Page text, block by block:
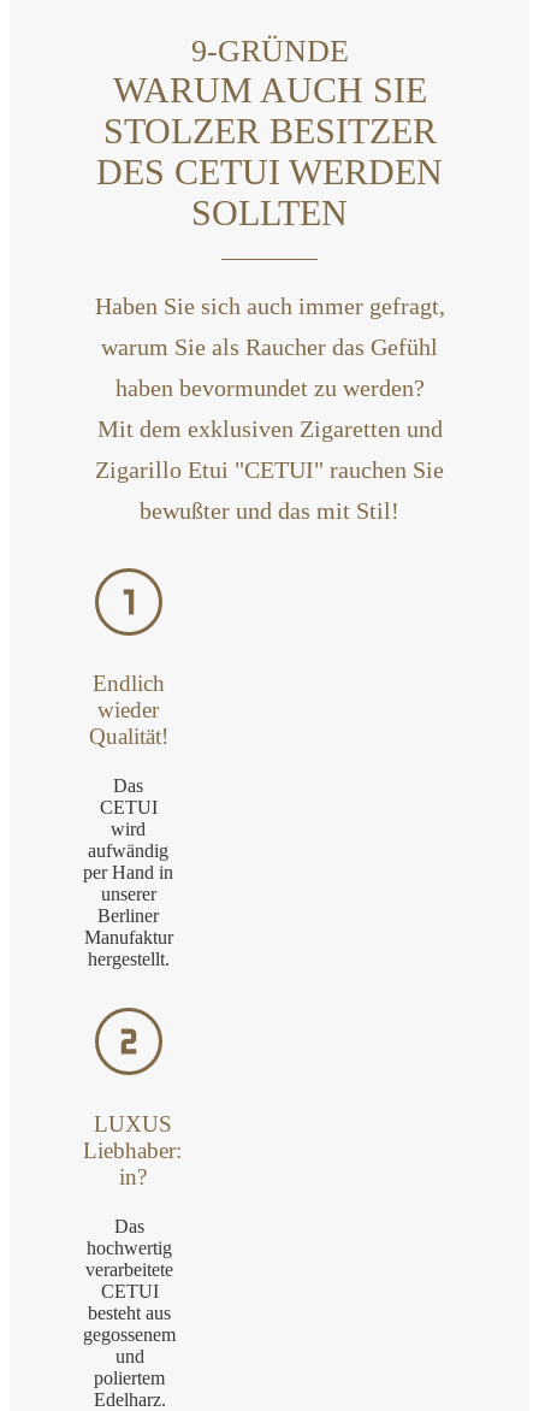
9-GRÜNDE
WARUM AUCH SIE
STOLZER BESITZER
DES CETUI WERDEN
SOLLTEN
Haben Sie sich auch immer gefragt,
warum Sie als Raucher das Gefühl
haben bevormundet zu werden?
Mit dem exklusiven Zigaretten und
Zigarillo Etui "CETUI" rauchen Sie
bewußter und das mit Stil!
Endlich
wieder
Qualität!
Das
CETUI
wird
aufwändig
per Hand in
unserer
Berliner
Manufaktur
hergestellt.
LUXUS
Liebhaber:
in?
Das
hochwertig
verarbeitete
CETUI
besteht aus
gegossenem
und
poliertem
Edelharz.